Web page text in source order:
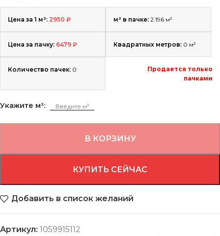
Цена за 1 м²: 2950 ₽ м² в пачке: 2.196 м²
Цена за пачку: 6479 ₽ Квадратных метров: 0 м²
Количество пачек: 0
Продается только
пачками
Укажите м²:
В КОРЗИНУ
КУПИТЬ СЕЙЧАС
Добавить в список желаний
Артикул: 1059915112